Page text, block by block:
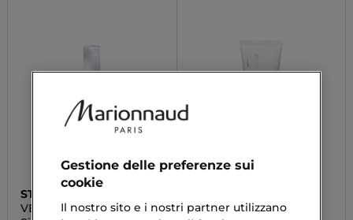
STAY WELL
VEGAN COLLAGEN
TONE UP SERUM
Gestione delle preferenze sui
cookie
Il nostro sito e i nostri partner utilizzano